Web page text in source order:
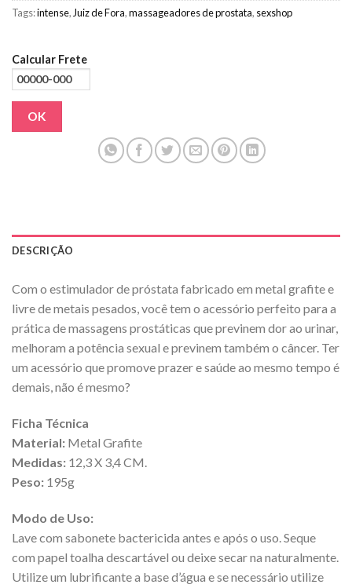
Tags:intense, Juiz de Fora,massageadores de prostata, sexshop
Calcular Frete
OK
DESCRIÇÃO
Com o estimulador de próstata fabricado em metal grafite e
livre de metais pesados, você tem o acessório perfeito para a
prática de massagens prostáticas que previnem dor ao urinar,
melhoram a potência sexual e previnem também o câncer. Ter
um acessório que promove prazer e saúde ao mesmo tempo é
demais, não é mesmo?
Ficha Técnica
Material: Metal Grafite
Medidas: 12,3 X 3,4 CM.
Peso: 195g
Modo de Uso:
Lave com sabonete bactericida antes e após o uso. Seque
com papel toalha descartável ou deixe secar na naturalmente.
Utilize um lubrificante a base d’água e se necessário utilize